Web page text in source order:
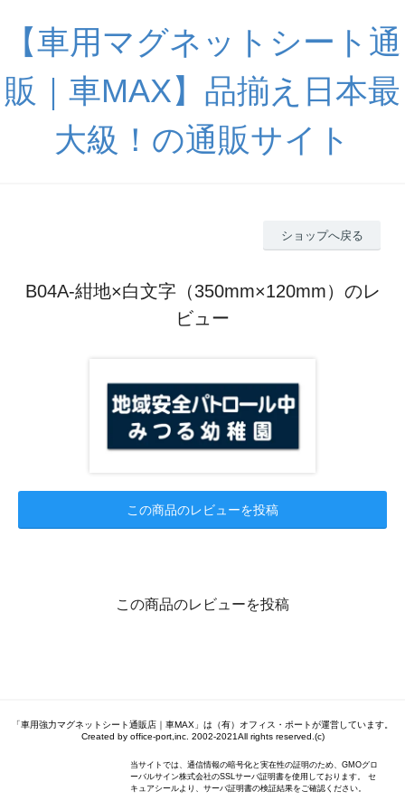
【車用マグネットシート通
販｜車MAX】品揃え日本最
大級！の通販サイト
ショップへ戻る
B04A-紺地×白文字（350mm×120mm）のレ
ビュー
この商品のレビューを投稿
この商品のレビューを投稿
「車用強力マグネットシート通販店｜車MAX」は（有）オフィス・ポートが運営しています。
Created by office-port,inc. 2002-2021All rights reserved.(c)
当サイトでは、通信情報の暗号化と実在性の証明のため、GMOグロ
ーバルサイン株式会社のSSLサーバ証明書を使用しております。 セ
キュアシールより、サーバ証明書の検証結果をご確認ください。